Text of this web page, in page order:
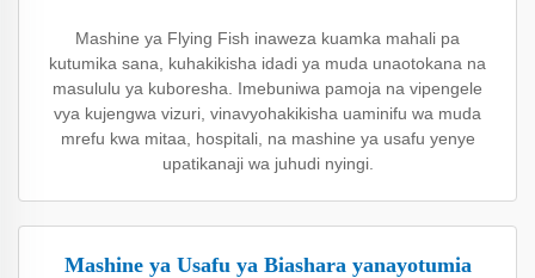
Mashine ya Flying Fish inaweza kuamka mahali pa
kutumika sana, kuhakikisha idadi ya muda unaotokana na
masululu ya kuboresha. Imebuniwa pamoja na vipengele
vya kujengwa vizuri, vinavyohakikisha uaminifu wa muda
mrefu kwa mitaa, hospitali, na mashine ya usafu yenye
upatikanaji wa juhudi nyingi.
Mashine ya Usafu ya Biashara yanayotumia